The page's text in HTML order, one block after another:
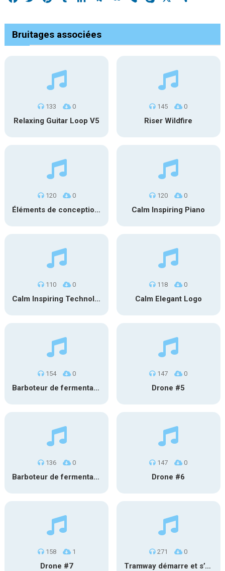
Bruitages associées
133 0
Relaxing Guitar Loop V5
145 0
Riser Wildfire
120 0
Éléments de conception sonore SFX PS 022
120 0
Calm Inspiring Piano
110 0
Calm Inspiring Technology Logo
118 0
Calm Elegant Logo
154 0
Barboteur de fermentation #1
147 0
Drone #5
136 0
Barboteur de fermentation #2
147 0
Drone #6
158 1
Drone #7
271 0
Tramway démarre et s’éloigne #2